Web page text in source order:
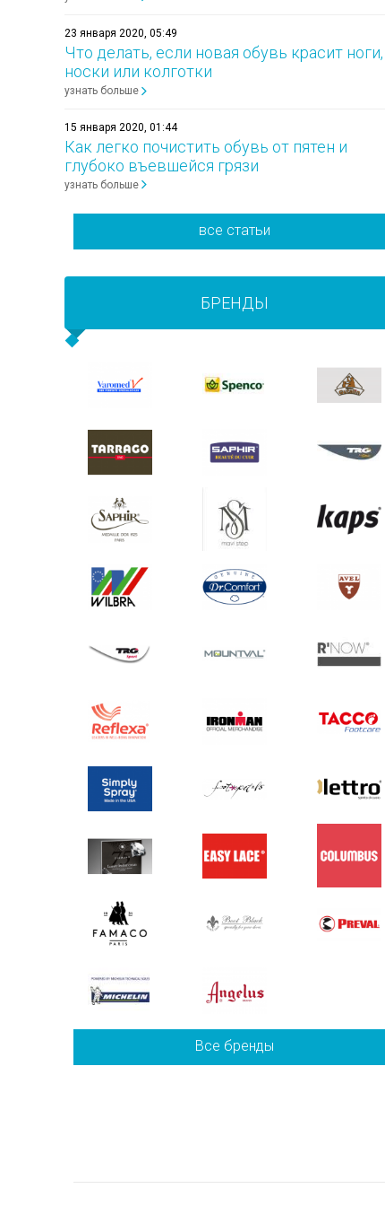
23 января 2020, 05:49
Что делать, если новая обувь красит ноги,
носки или колготки
узнать больше
15 января 2020, 01:44
Как легко почистить обувь от пятен и
глубоко въевшейся грязи
узнать больше
все статьи
БРЕНДЫ
Все бренды